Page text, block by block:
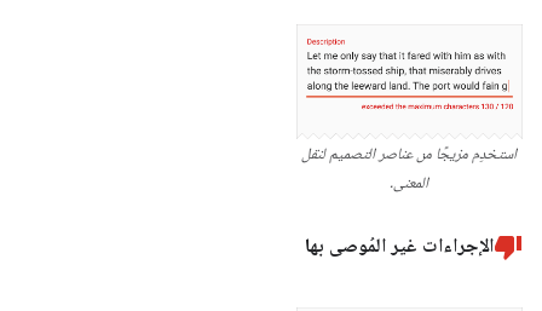
استخدِم مزيجًا من عناصر التصميم لنقل
المعنى.
الإجراءات غير المُوصى بها